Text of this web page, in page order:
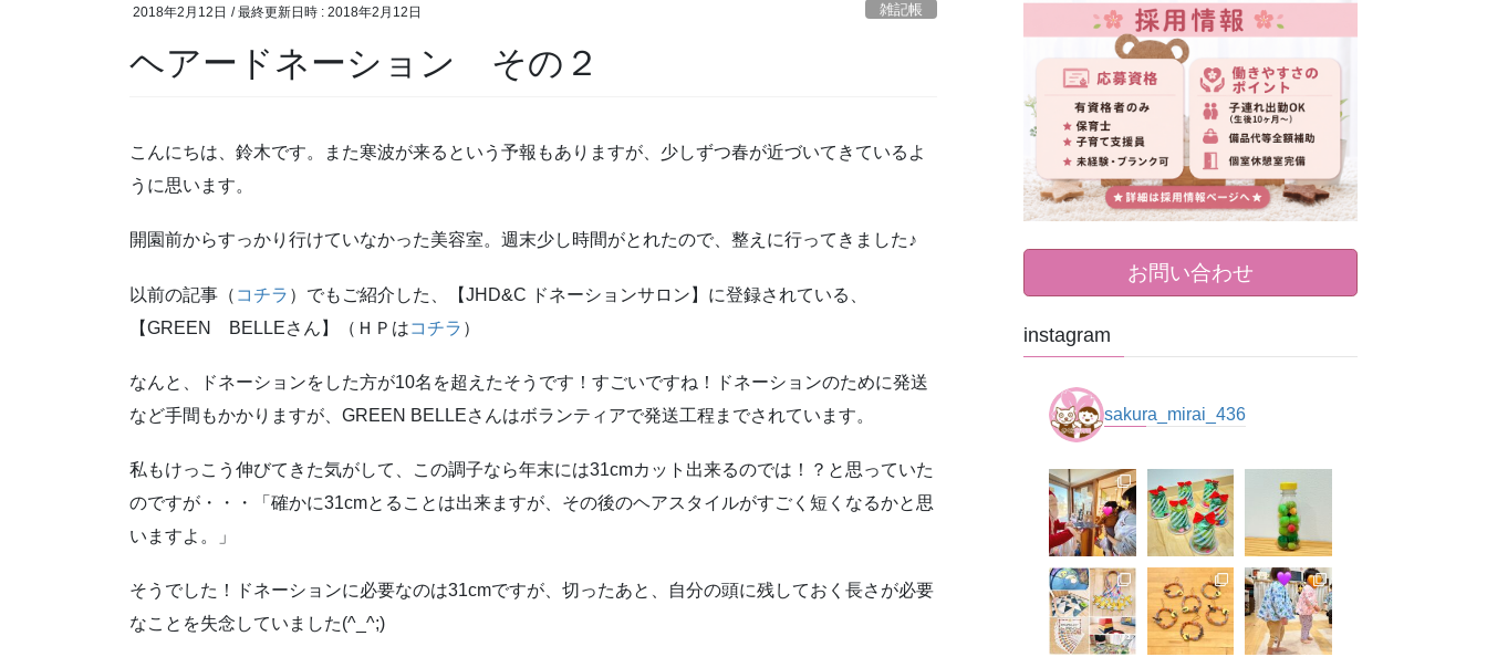
2018年2月12日 / 最終更新日時 : 2018年2月12日 雑記帳
ヘアードネーション その２
こんにちは、鈴木です。また寒波が来るという予報もありますが、少しずつ春が近づいてきているよ
うに思います。
開園前からすっかり行けていなかった美容室。週末少し時間がとれたので、整えに行ってきました♪
以前の記事（ コチラ ）でもご紹介した、【JHD&C ドネーションサロン】に登録されている、
【GREEN BELLEさん】（ＨＰはコチラ ）
なんと、ドネーションをした方が10名を超えたそうです！すごいですね！ドネーションのために発送
など手間もかかりますが、GREEN BELLEさんはボランティアで発送工程までされています。
私もけっこう伸びてきた気がして、この調子なら年末には31cmカット出来るのでは！？と思っていた
のですが・・・「確かに31cmとることは出来ますが、その後のヘアスタイルがすごく短くなるかと思
いますよ。」
そうでした！ドネーションに必要なのは31cmですが、切ったあと、自分の頭に残しておく長さが必要
なことを失念していました(^_^;)
お問い合わせ
instagram
sakura_mirai_436